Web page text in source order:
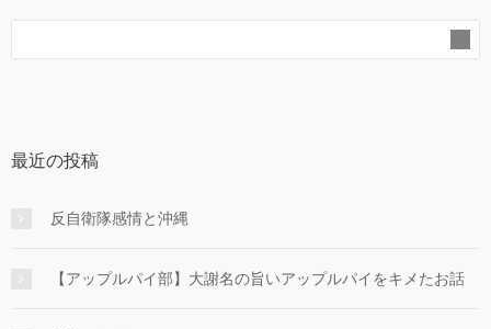
最近の投稿
反自衛隊感情と沖縄
【アップルパイ部】大謝名の旨いアップルパイをキメたお話